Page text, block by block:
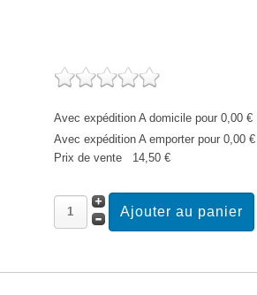
Avec expédition A domicile pour 0,00 €
Avec expédition A emporter pour 0,00 €
Prix ​​de vente
14,50 €